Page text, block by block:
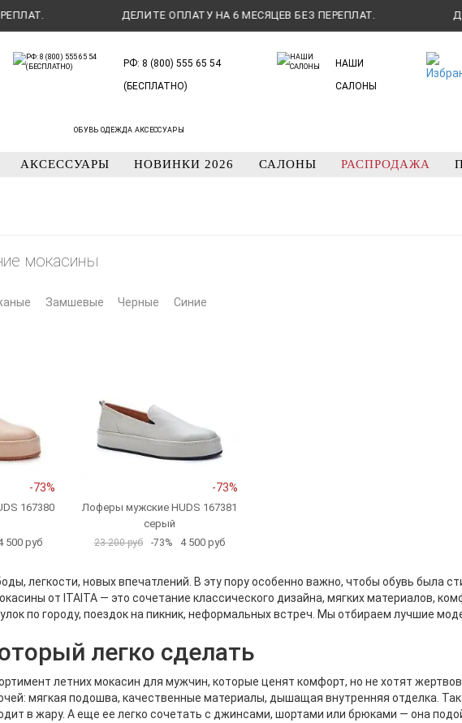
ДЕЛИТЕ ОПЛАТУ НА 6 МЕСЯЦЕВ БЕЗ ПЕРЕПЛАТ.
РФ: 8 (800) 555 65 54
(БЕСПЛАТНО)
НАШИ
САЛОНЫ
ОБУВЬ ОДЕЖДА АКСЕССУАРЫ
АКСЕССУАРЫ НОВИНКИ 2026 САЛОНЫ РАСПРОДАЖА
Замшевые Черные Синие
мокасины
-73%
167380
500 руб
-73%
Лоферы мужские HUDS 167381
серый
23 200 руб -73% 4 500 руб
легкости, новых впечатлений. В эту пору особенно важно, чтобы обувь была
от ITAITA — это сочетание классического дизайна, мягких материалов,
по городу, поездок на пикник, неформальных встреч. Мы отбираем лучшие
легко сделать
летних мокасин для мужчин, которые ценят комфорт, но не хотят
мягкая подошва, качественные материалы, дышащая внутренняя отделка.
в жару. А еще ее легко сочетать с джинсами, шортами или брюками — она